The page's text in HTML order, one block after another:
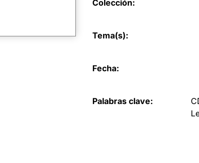
Colección:
Tema(s):
Fecha:
Palabras clave: